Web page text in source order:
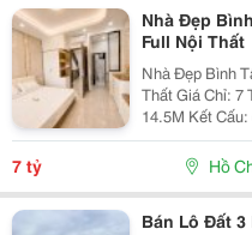
Nhà Đẹp
Full Nội Thất
Nhà Đẹp Bình
Thất Giá Chỉ: 7 Tỷ
14.5M Kết Cấu: ✅ 1 Trệt, 1 Lửng, 3 Lầu. ✅ 4Pn, 5Wc
(Có Thể Bố Trí
Thượng. Hẻm
7 tỷ Hồ
Bán Lô Đất